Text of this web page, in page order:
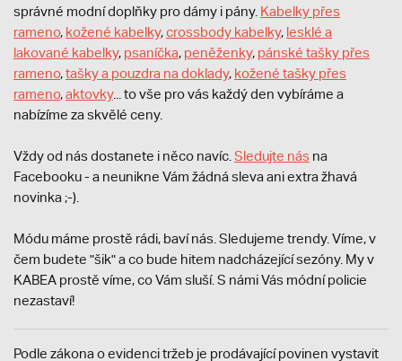
správné modní doplňky pro dámy i pány. Kabelky přes
rameno, kožené kabelky,crossbody kabelky, lesklé a
lakované kabelky, psaníčka, peněženky, pánské tašky přes
rameno,tašky a pouzdra na doklady, kožené tašky přes
rameno,aktovky... to vše pro vás každý den vybíráme a
nabízíme za skvělé ceny.
Vždy od nás dostanete i něco navíc. Sledujte nás na
Facebooku - a neunikne Vám žádná sleva ani extra žhavá
novinka ;-).
Módu máme prostě rádi, baví nás. Sledujeme trendy. Víme, v
čem budete "šik" a co bude hitem nadcházející sezóny. My v
KABEA prostě víme, co Vám sluší. S námi Vás módní policie
nezastaví!
Podle zákona o evidenci tržeb je prodávající povinen vystavit